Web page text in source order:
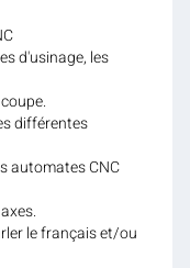
d'usinage, les
différentes
automates CNC
le français et/ou